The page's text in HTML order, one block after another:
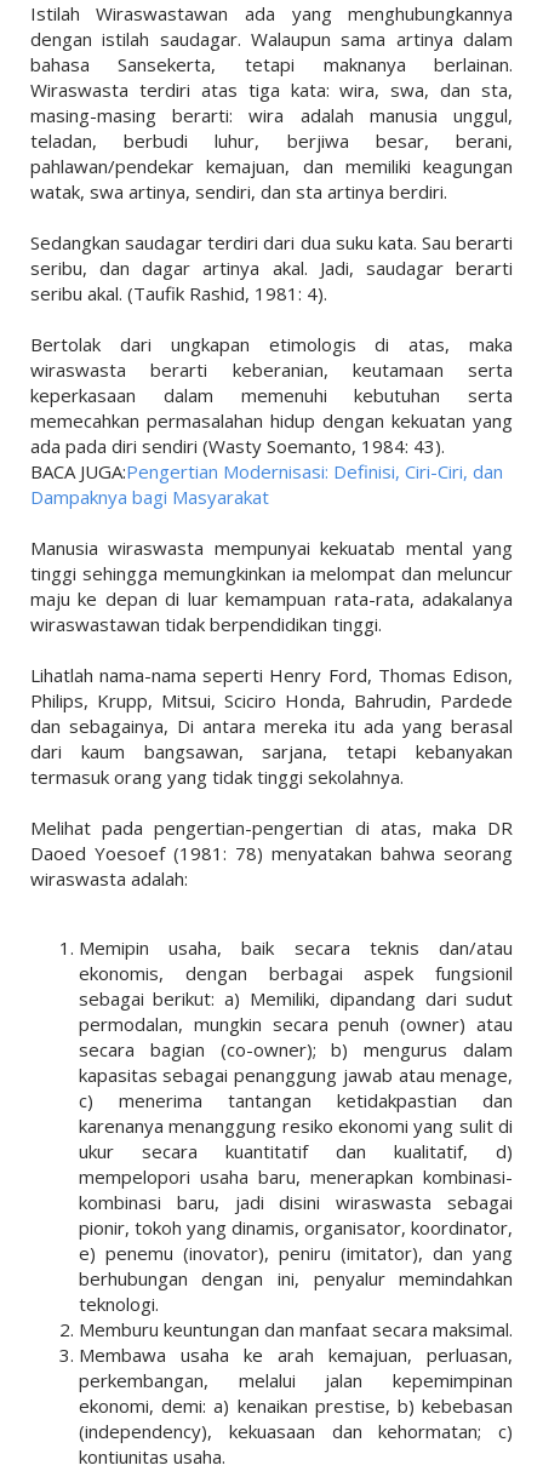
Istilah Wiraswastawan ada yang menghubungkannya
dengan istilah saudagar. Walaupun sama artinya dalam
bahasa Sansekerta, tetapi maknanya berlainan.
Wiraswasta terdiri atas tiga kata: wira, swa, dan sta,
masing-masing berarti: wira adalah manusia unggul,
teladan, berbudi luhur, berjiwa besar, berani,
pahlawan/pendekar kemajuan, dan memiliki keagungan
watak, swa artinya, sendiri, dan sta artinya berdiri.
Sedangkan saudagar terdiri dari dua suku kata. Sau berarti
seribu, dan dagar artinya akal. Jadi, saudagar berarti
seribu akal. (Taufik Rashid, 1981: 4).
Bertolak dari ungkapan etimologis di atas, maka
wiraswasta berarti keberanian, keutamaan serta
keperkasaan dalam memenuhi kebutuhan serta
memecahkan permasalahan hidup dengan kekuatan yang
ada pada diri sendiri (Wasty Soemanto, 1984: 43).
BACA JUGA:Pengertian Modernisasi: Definisi, Ciri-Ciri, dan
Dampaknya bagi Masyarakat
Manusia wiraswasta mempunyai kekuatab mental yang
tinggi sehingga memungkinkan ia melompat dan meluncur
maju ke depan di luar kemampuan rata-rata, adakalanya
wiraswastawan tidak berpendidikan tinggi.
Lihatlah nama-nama seperti Henry Ford, Thomas Edison,
Philips, Krupp, Mitsui, Sciciro Honda, Bahrudin, Pardede
dan sebagainya, Di antara mereka itu ada yang berasal
dari kaum bangsawan, sarjana, tetapi kebanyakan
termasuk orang yang tidak tinggi sekolahnya.
Melihat pada pengertian-pengertian di atas, maka DR
Daoed Yoesoef (1981: 78) menyatakan bahwa seorang
wiraswasta adalah:
Memipin usaha, baik secara teknis dan/atau
ekonomis, dengan berbagai aspek fungsionil
sebagai berikut: a) Memiliki, dipandang dari sudut
permodalan, mungkin secara penuh (owner) atau
secara bagian (co-owner); b) mengurus dalam
kapasitas sebagai penanggung jawab atau menage,
c) menerima tantangan ketidakpastian dan
karenanya menanggung resiko ekonomi yang sulit di
ukur secara kuantitatif dan kualitatif, d)
mempelopori usaha baru, menerapkan kombinasi-
kombinasi baru, jadi disini wiraswasta sebagai
pionir, tokoh yang dinamis, organisator, koordinator,
e) penemu (inovator), peniru (imitator), dan yang
berhubungan dengan ini, penyalur memindahkan
teknologi.
Memburu keuntungan dan manfaat secara maksimal.
Membawa usaha ke arah kemajuan, perluasan,
perkembangan, melalui jalan kepemimpinan
ekonomi, demi: a) kenaikan prestise, b) kebebasan
(independency), kekuasaan dan kehormatan; c)
kontiunitas usaha.